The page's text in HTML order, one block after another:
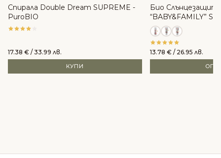
Спирала Double Dream SUPREME -
PuroBIO
17.38 € / 33.99 лв.
КУПИ
Био
“BABY&FAMILY”
WoodenSpoon
13.78 € / 26.95 лв.